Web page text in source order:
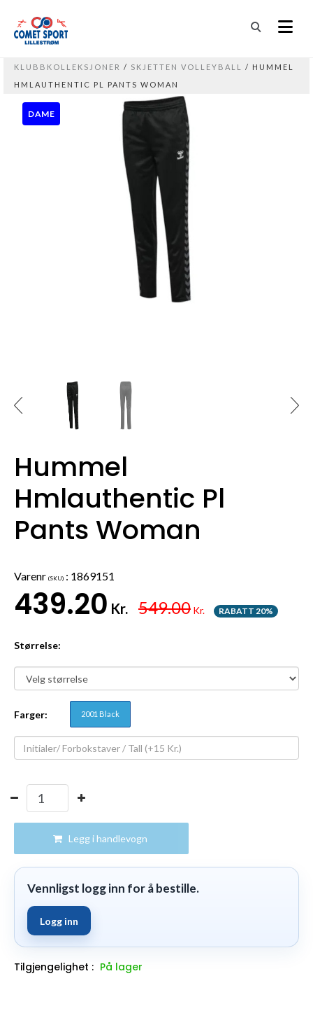
KLUBBKOLLEKSJONER / SKJETTEN VOLLEYBALL / HUMMEL
HMLAUTHENTIC PL PANTS WOMAN
DAME
Hummel
Hmlauthentic Pl
Pants Woman
Varenr (SKU) : 1869151
439.20 Kr. 549.00 Kr. RABATT 20%
Størrelse:
Farger: 2001 Black
Legg i handlevogn
Vennligst logg inn for å bestille.
Logg inn
Tilgjengelighet : På lager